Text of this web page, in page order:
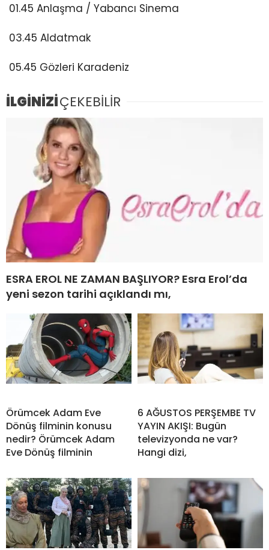
01.45 Anlaşma / Yabancı Sinema
03.45 Aldatmak
05.45 Gözleri Karadeniz
İLGİNİZİÇEKEBİLİR
ESRA EROL NE ZAMAN BAŞLIYOR? Esra Erol’da
yeni sezon tarihi açıklandı mı,
Örümcek Adam Eve
Dönüş filminin konusu
nedir? Örümcek Adam
Eve Dönüş filminin
6 AĞUSTOS PERŞEMBE TV
YAYIN AKIŞI: Bugün
televizyonda ne var?
Hangi dizi,